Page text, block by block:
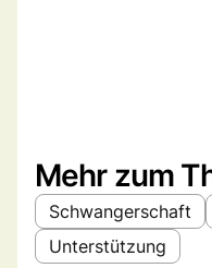
Mehr zum
Schwangerschaft
Unterstützung